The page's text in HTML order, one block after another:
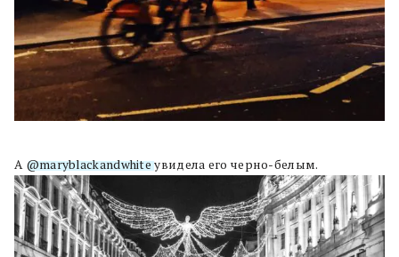
А @maryblackandwhiteувидела его черно-белым.